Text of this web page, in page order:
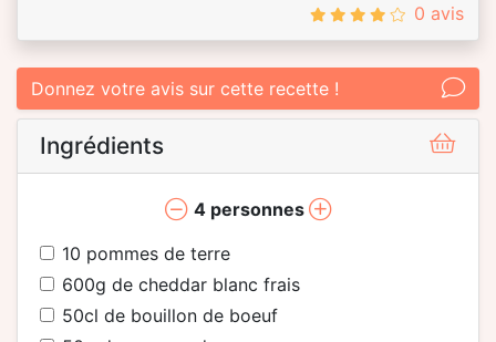
0 avis
Donnez votre avis sur cette recette !
Ingrédients
4personnes
10 pommes de terre
600g de cheddar blanc frais
50cl de bouillon de boeuf